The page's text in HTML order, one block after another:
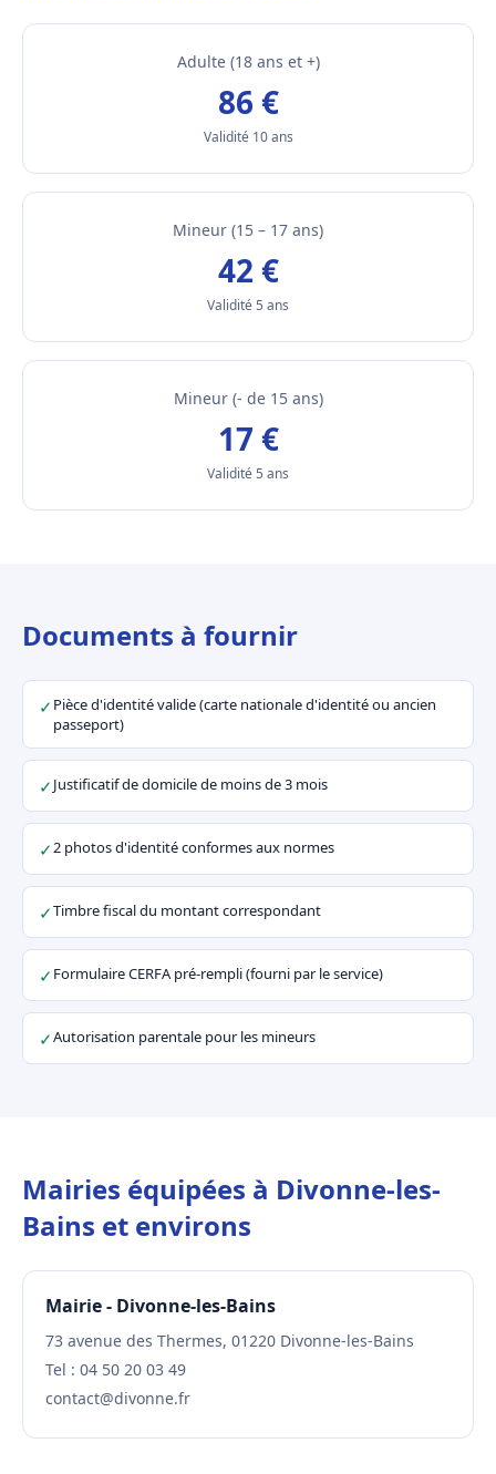
Adulte (18 ans et +)
86 €
Validité 10 ans
Mineur (15 – 17 ans)
42 €
Validité 5 ans
Mineur (- de 15 ans)
17 €
Validité 5 ans
Documents à fournir
✓ Pièce d'identité valide (carte nationale d'identité ou ancien
passeport)
✓Justificatif de domicile de moins de 3 mois
✓2 photos d'identité conformes aux normes
✓Timbre fiscal du montant correspondant
✓ Formulaire CERFA pré-rempli (fourni par le service)
✓Autorisation parentale pour les mineurs
Mairies équipées à Divonne-les-
Bains et environs
Mairie - Divonne-les-Bains
73 avenue des Thermes, 01220 Divonne-les-Bains
Tel : 04 50 20 03 49
contact@divonne.fr